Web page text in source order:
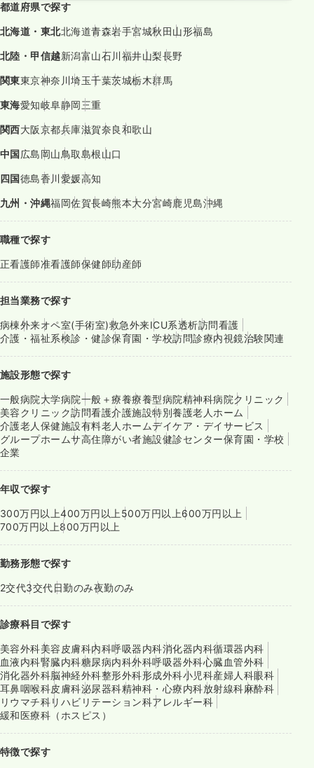
都道府県で探す
北海道・東北北海道青森岩手宮城秋田山形福島
北陸・甲信越新潟富山石川福井山梨長野
関東東京神奈川埼玉千葉茨城栃木群馬
東海愛知岐阜静岡三重
関西大阪京都兵庫滋賀奈良和歌山
中国広島岡山鳥取島根山口
四国徳島香川愛媛高知
九州・沖縄福岡佐賀長崎熊本大分宮崎鹿児島沖縄
職種で探す
正看護師准看護師保健師助産師
担当業務で探す
病棟外来オペ室(手術室)救急外来ICU系透析訪問看護
介護・福祉系検診・健診保育園・学校訪問診療内視鏡治験関連
施設形態で探す
一般病院大学病院一般＋療養療養型病院精神科病院クリニック
美容クリニック訪問看護介護施設特別養護老人ホーム
介護老人保健施設有料老人ホームデイケア・デイサービス
グループホームサ高住障がい者施設健診センター保育園・学校
企業
年収で探す
300万円以上400万円以上 500万円以上600万円以上
700万円以上800万円以上
勤務形態で探す
2交代3交代日勤のみ夜勤のみ
診療科目で探す
美容外科美容皮膚科内科呼吸器内科消化器内科循環器内科
血液内科腎臓内科糖尿病内科外科呼吸器外科心臓血管外科
消化器外科脳神経外科整形外科形成外科小児科産婦人科眼科
耳鼻咽喉科皮膚科泌尿器科精神科・心療内科放射線科麻酔科
リウマチ科リハビリテーション科アレルギー科
緩和医療科（ホスピス）
特徴で探す